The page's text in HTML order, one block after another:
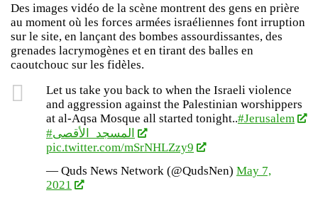
Des images vidéo de la scène montrent des gens en prière
au moment où les forces armées israéliennes font irruption
sur le site, en lançant des bombes assourdissantes, des
grenades lacrymogènes et en tirant des balles en
caoutchouc sur les fidèles.
Let us take you back to when the Israeli violence
and aggression against the Palestinian worshippers
at al-Aqsa Mosque all started tonight..#Jerusalem
#المسجد_الأقصى
pic.twitter.com/mSrNHLZzy9
— Quds News Network (@QudsNen) May 7,
2021